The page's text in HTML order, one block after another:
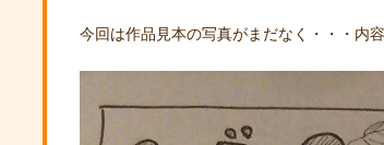
今回は作品見本の写真がまだなく・・・内